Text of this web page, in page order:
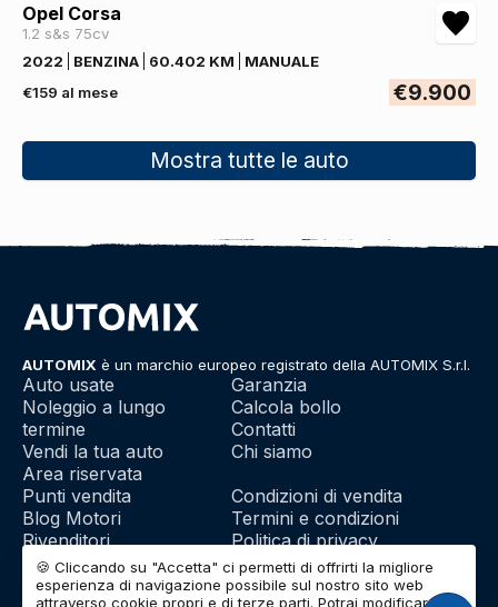
Opel Corsa
1.2 s&s 75cv
2022
BENZINA 60.402 KM
MANUALE
€159 al mese
€9.900
Mostra tutte le auto
AUTOMIX è un marchio europeo registrato della AUTOMIX S.r.l.
Auto usate
Noleggio a lungo
termine
Vendi la tua auto
Area riservata
Garanzia
Calcola bollo
Contatti
Chi siamo
Punti vendita
Blog Motori
Rivenditori
Franchising
Condizioni di vendita
Termini e condizioni
Politica di privacy
Utilizzo dei cookie
🍪 Cliccando su "Accetta" ci permetti di offrirti la migliore
esperienza di navigazione possibile sul nostro sito web
attraverso cookie propri e di terze parti. Potrai modificare la